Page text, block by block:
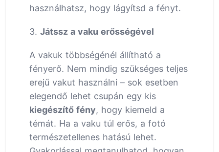
használhatsz, hogy lágyítsd a fényt.
3. Játssz a vaku erősségével
A vakuk többségénél állítható a
fényerő. Nem mindig szükséges teljes
erejű vakut használni – sok esetben
elegendő lehet csupán egy kis
kiegészítő fény, hogy kiemeld a
témát. Ha a vaku túl erős, a fotó
természetellenes hatású lehet.